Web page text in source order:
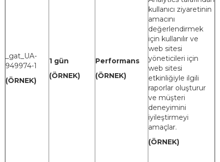
_gat_UA-
949974-1
(ÖRNEK)
1 gün
(ÖRNEK)
Performans
(ÖRNEK)
kullanıcı ziyaretinin
amacını
değerlendirmek
için kullanılır ve
web sitesi
yöneticileri için
web sitesi
etkinliğiyle ilgili
raporlar oluşturur
ve müşteri
deneyimini
iyileştirmeyi
amaçlar.
(ÖRNEK)